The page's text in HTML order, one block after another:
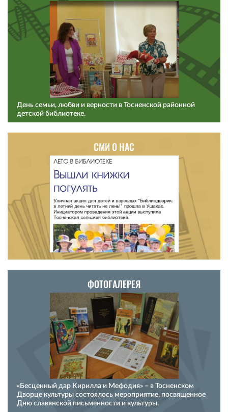
День семьи, любви и верности в Тосненской районной
детской библиотеке.
СМИ О НАС
ФОТОГАЛЕРЕЯ
«Бесценный дар Кирилла и Мефодия» – в Тосненском
Дворце культуры состоялось мероприятие, посвященное
Дню славянской письменности и культуры.